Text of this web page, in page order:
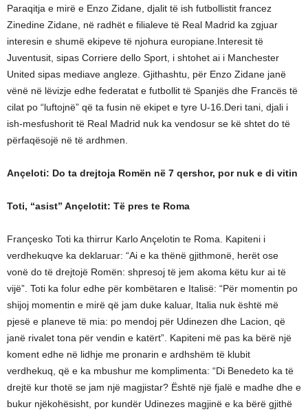
Paraqitja e mirë e Enzo Zidane, djalit të ish futbollistit francez
Zinedine Zidane, në radhët e filialeve të Real Madrid ka zgjuar
interesin e shumë ekipeve të njohura europiane.Interesit të
Juventusit, sipas Corriere dello Sport, i shtohet ai i Manchester
United sipas mediave angleze. Gjithashtu, për Enzo Zidane janë
vënë në lëvizje edhe federatat e futbollit të Spanjës dhe Francës të
cilat po “luftojnë” që ta fusin në ekipet e tyre U-16.Deri tani, djali i
ish-mesfushorit të Real Madrid nuk ka vendosur se kë shtet do të
përfaqësojë në të ardhmen.
Ançeloti: Do ta drejtoja Romën në 7 qershor, por nuk e di vitin
Toti, “asist” Ançelotit: Të pres te Roma
Françesko Toti ka thirrur Karlo Ançelotin te Roma. Kapiteni i
verdhekuqve ka deklaruar: “Ai e ka thënë gjithmonë, herët ose
vonë do të drejtojë Romën: shpresoj të jem akoma këtu kur ai të
vijë”. Toti ka folur edhe për kombëtaren e Italisë: “Për momentin po
shijoj momentin e mirë që jam duke kaluar, Italia nuk është më
pjesë e planeve të mia: po mendoj për Udinezen dhe Lacion, që
janë rivalet tona për vendin e katërt”. Kapiteni më pas ka bërë një
koment edhe në lidhje me pronarin e ardhshëm të klubit
verdhekuq, që e ka mbushur me komplimenta: “Di Benedeto ka të
drejtë kur thotë se jam një magjistar? Është një fjalë e madhe dhe e
bukur njëkohësisht, por kundër Udinezes magjinë e ka bërë gjithë